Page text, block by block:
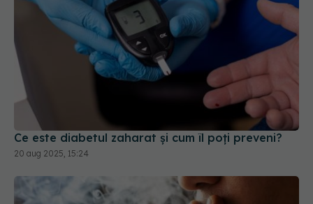
Ce este diabetul zaharat și cum îl poți preveni?
20 aug 2025, 15:24